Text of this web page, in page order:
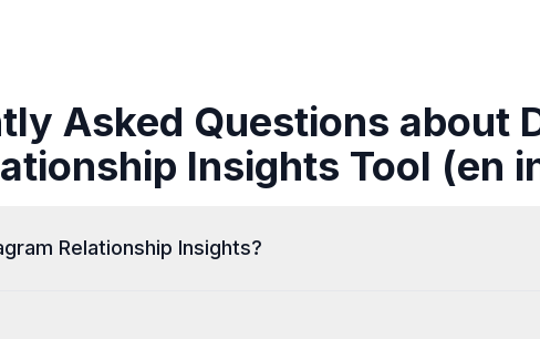
Asked Questions about
Insights Tool (en
Relationship Insights?
insights you need to understand what's going on behind the